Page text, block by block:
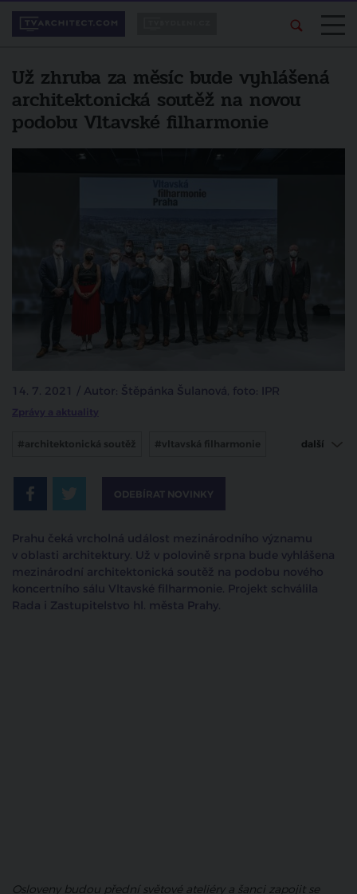
Už zhruba za měsíc bude vyhlášená
architektonická soutěž na novou
podobu Vltavské filharmonie
14. 7. 2021 / Autor: Štěpánka Šulanová, foto: IPR
Zprávy a aktuality
#architektonická soutěž #vltavská filharmonie další
ODEBÍRAT NOVINKY
Prahu čeká vrcholná událost mezinárodního významu
v oblasti architektury. Už v polovině srpna bude vyhlášena
mezinárodní architektonická soutěž na podobu nového
koncertního sálu Vltavské filharmonie. Projekt schválila
Rada i Zastupitelstvo hl. města Prahy.
Osloveny budou přední světové ateliéry a šanci zapojit se